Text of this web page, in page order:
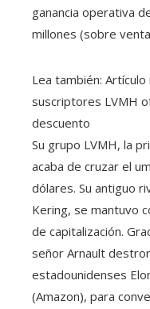
ganancia operativa
millones (sobre
Lea también:
suscriptores LVMH
descuento
Su grupo LVMH, la
acaba de cruzar el
dólares. Su antiguo
Kering, se mantuvo
de capitalización.
señor Arnault
estadounidenses
(Amazon), para